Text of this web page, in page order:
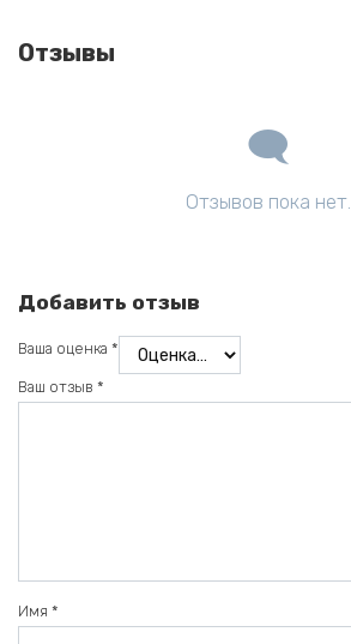
Отзывы
Отзывов пока нет.
Добавить отзыв
Ваша оценка *
Ваш отзыв *
Имя *